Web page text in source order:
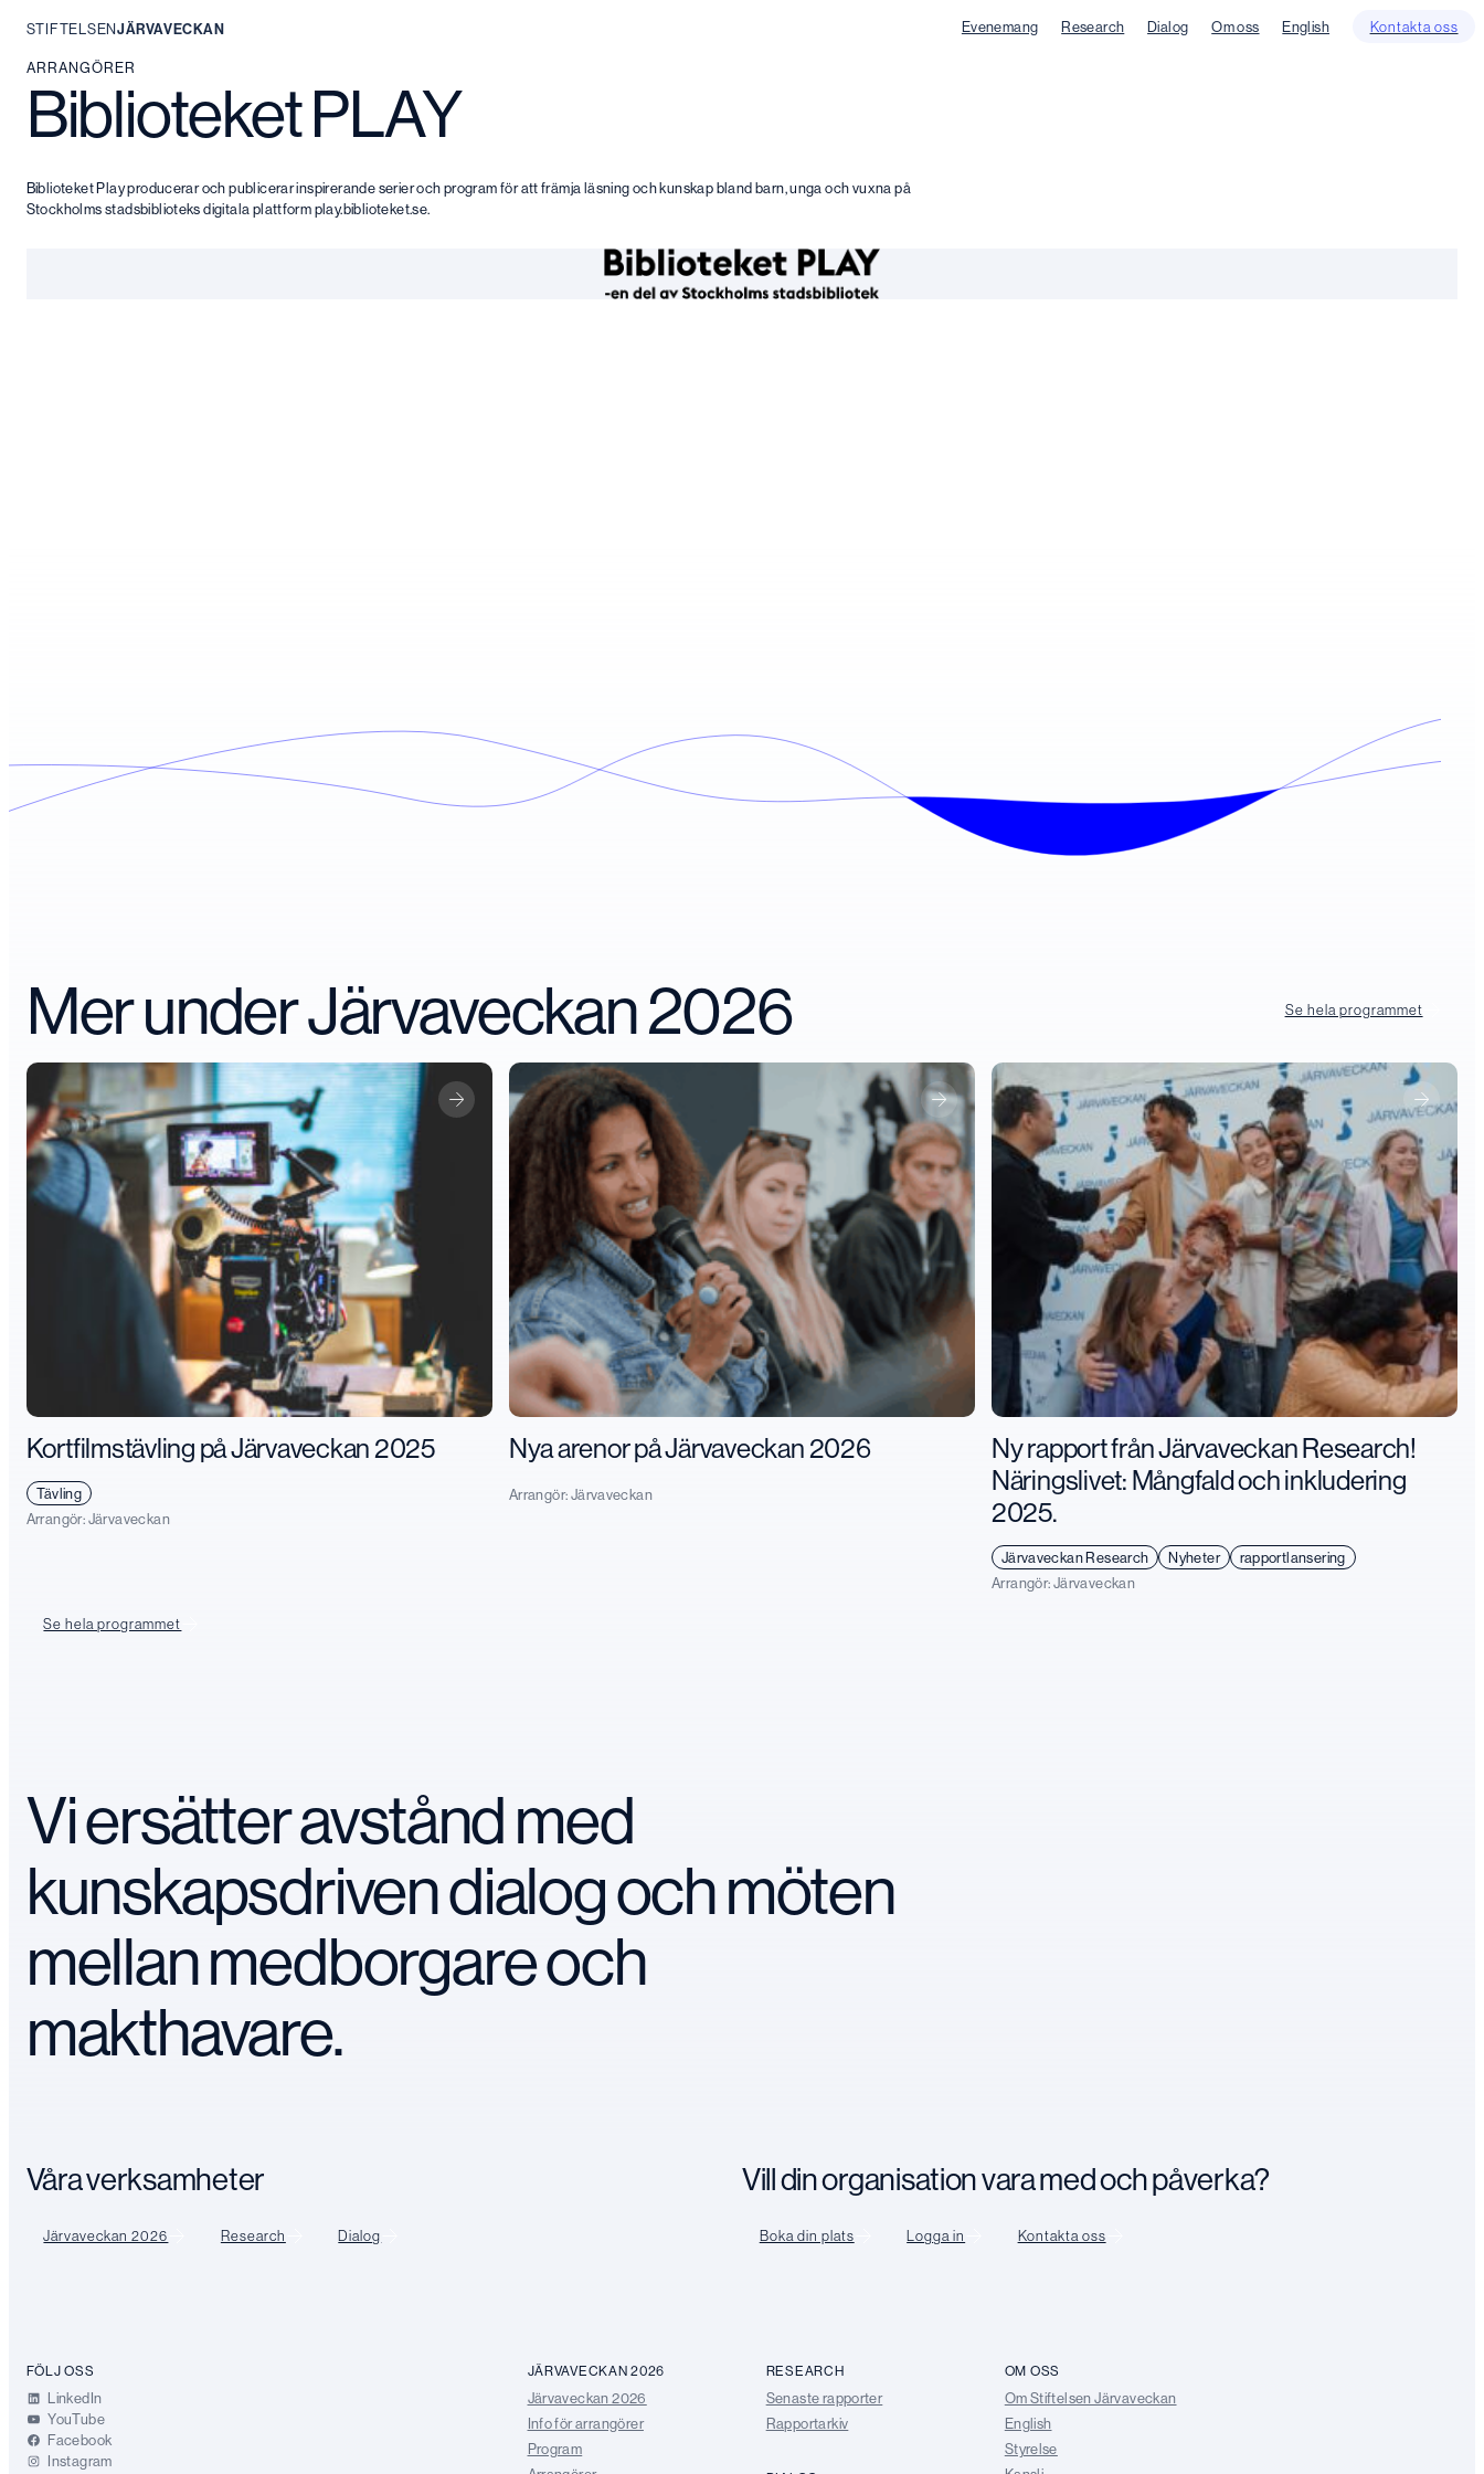
Hoppa
innehåll
STIFTELSENJÄRVAVECKAN Evenemang Research Dialog Om oss English Kontakta oss
ARRANGÖRER
Biblioteket PLAY
Biblioteket Play producerar och publicerar inspirerande serier och program för att främja läsning och kunskap bland barn, unga och vuxna på
Stockholms stadsbiblioteks digitala plattform play.biblioteket.se.
Mer under Järvaveckan 2026 Se hela programmet
Kortfilmstävling på Järvaveckan 2025
Tävling
Arrangör:Järvaveckan
Nya arenor på Järvaveckan 2026
Arrangör:Järvaveckan
Ny rapport från Järvaveckan Research!
Näringslivet: Mångfald och inkludering
2025.
Järvaveckan Research Nyheter
rapportlansering
Arrangör:Järvaveckan
Se hela programmet
Vi ersätter avstånd med
kunskapsdriven dialog och möten
mellan medborgare och
makthavare.
Våra verksamheter
Järvaveckan 2026 Research Dialog
Vill din organisation vara med och påverka?
Boka din plats Logga in Kontakta oss
FÖLJ OSS
LinkedIn
YouTube
Facebook
Instagram
JÄRVAVECKAN 2026
Järvaveckan 2026
Info för arrangörer
Program
RESEARCH
Senaste rapporter
Rapportarkiv
OM OSS
Om Stiftelsen Järvaveckan
English
Styrelse